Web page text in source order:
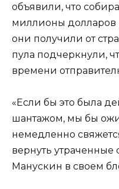
объявили, что
миллионы долларов
они получили от
пула подчеркнули,
времени
«Если бы это была
шантажом, мы бы
немедленно
вернуть утраченные
Манускин в своем